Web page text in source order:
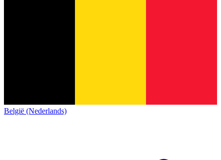
België (Nederlands)